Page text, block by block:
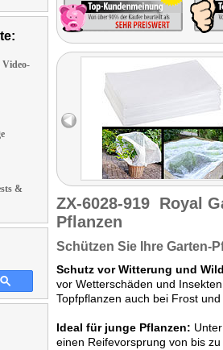
Video-
&
ZX-6028-919 Royal
Pflanzen
Schützen Sie Ihre Garten-
Schutz vor Witterung und
vor Wetterschäden und
Topfpflanzen auch bei Frost
Ideal für junge Pflanzen:
einen Reifevorsprung von bis